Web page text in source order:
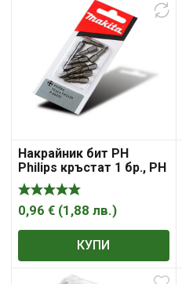
Накрайник бит PH
Philips кръстат 1 бр., PH
2, 1/4″, 25 мм „Makita“
0,96 € (1,88 лв.)
КУПИ